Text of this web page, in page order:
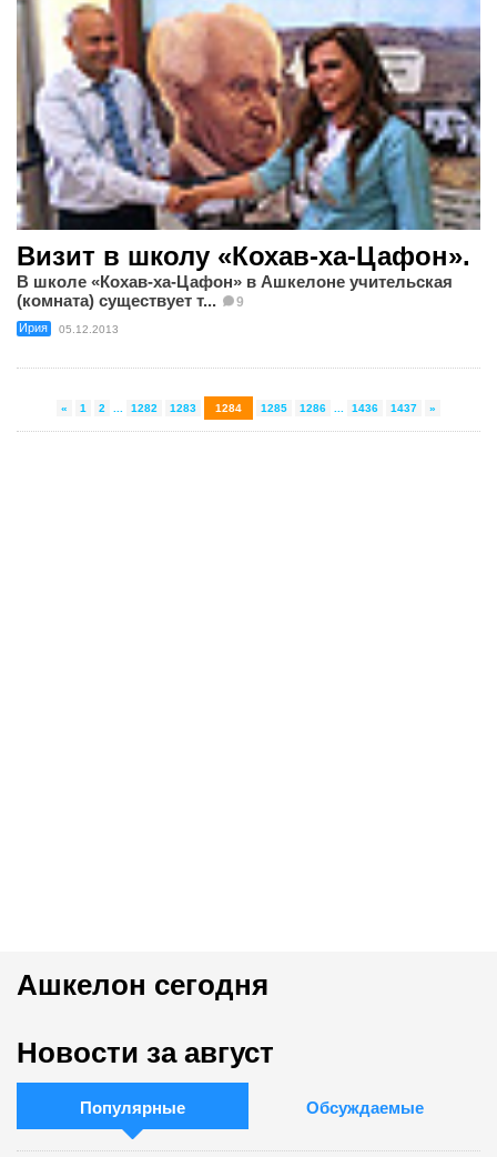
Визит в школу «Кохав-ха-Цафон».
В школе «Кохав-ха-Цафон» в Ашкелоне учительская
(комната) существует т...
9
Ирия 05.12.2013
« 1 2 1282 1283 1284 1285 1286 1436 1437 »
Ашкелон сегодня
Новости за август
Популярные Обсуждаемые